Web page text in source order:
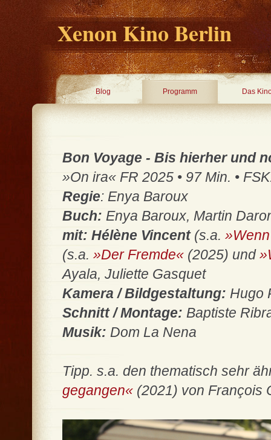
Xenon Kino Berlin
Blog Programm Das
Bon Voyage - Bis hierher und
»On ira« FR 2025 • 97 Min. •
Regie: Enya Baroux
Buch: Enya Baroux, Martin
mit: Hélène Vincent(s.a.
(s.a. »Der Fremde« (2025) und
Ayala, Juliette Gasquet
Kamera / Bildgestaltung: Hugo
Schnitt / Montage: Baptiste
Musik: Dom La Nena
Tipp. s.a. den thematisch sehr
gegangen« (2021) von François